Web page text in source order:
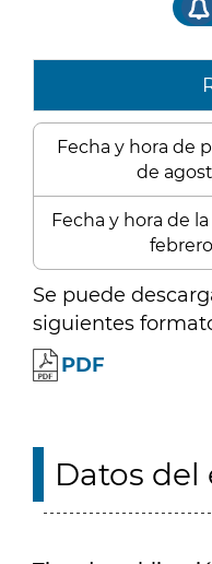
Fecha y hora de
de
Fecha y hora de
Se puede
siguientes
PDF
Datos